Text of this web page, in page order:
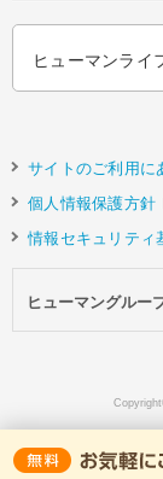
ヒューマンラ
サイトのご利用に
個人情報保護方針
情報セキュリティ
ヒューマングルー